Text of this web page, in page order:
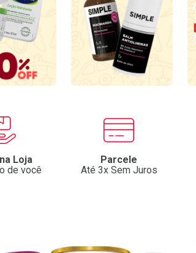
Loja
de você
Parcele
Até 3x Sem Juros